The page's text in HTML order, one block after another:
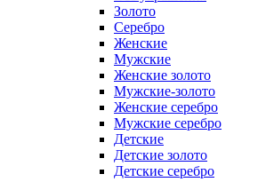
Золото
Серебро
Женские
Мужские
Женские золото
Мужские-золото
Женские серебро
Мужские серебро
Детские
Детские золото
Детские серебро